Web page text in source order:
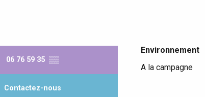
06 76 59 35 ▒▒
Contactez-nous
Environnement
Environnement
A la campagne